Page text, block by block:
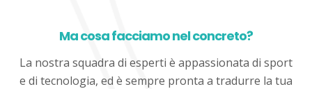
Ma cosa facciamo nel concreto?
La nostra squadra di esperti è appassionata di sport
e di tecnologia, ed è sempre pronta a tradurre la tua